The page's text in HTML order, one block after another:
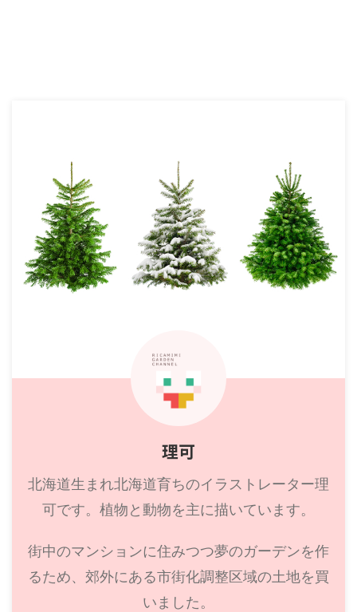
理可
北海道生まれ北海道育ちのイラストレーター理
可です。植物と動物を主に描いています。
街中のマンションに住みつつ夢のガーデンを作
るため、郊外にある市街化調整区域の土地を買
いました。